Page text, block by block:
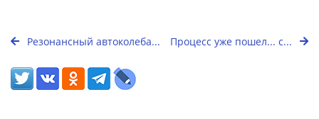
Резонансный автоколеба... Процесс уже пошел... с...